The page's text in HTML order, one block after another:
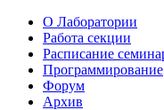
О Лаборатории
Работа секции
Расписание
Программирование
Форум
Архив